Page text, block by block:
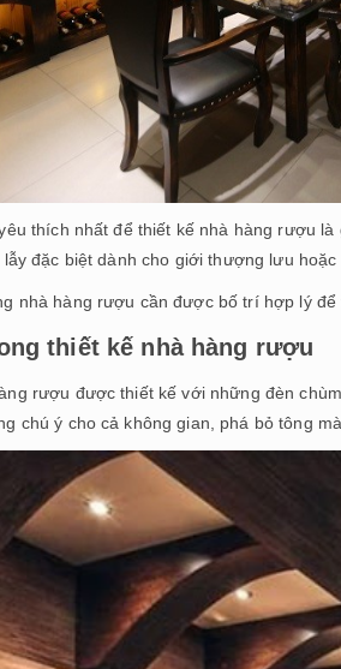
thích nhất để thiết kế nhà hàng rượu
đặc biệt dành cho giới thượng lưu
nhà hàng rượu cần được bố trí hợp lý
thiết kế nhà hàng rượu
rượu được thiết kế với những đèn
chú ý cho cả không gian, phá bỏ tông